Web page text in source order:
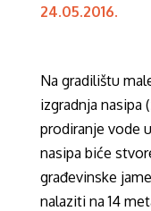
24.05.2016.
Na gradilištu
izgradnja nasipa
prodiranje vode
nasipa biće
građevinske
nalaziti na 14